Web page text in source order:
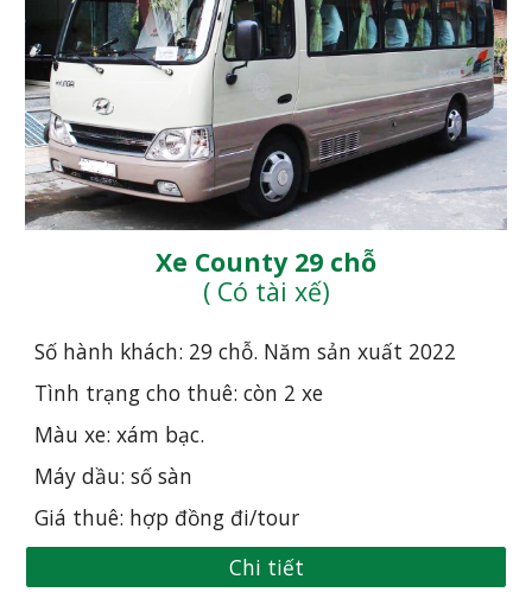
Xe County 29 chỗ
( Có tài xế)
Số hành khách: 29 chỗ. Năm sản xuất 2022
Tình trạng cho thuê: còn 2 xe
Màu xe: xám bạc.
Máy dầu: số sàn
Giá thuê: hợp đồng đi/tour
Chi tiết